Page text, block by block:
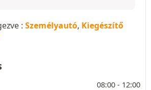
: Személyautó, Kiegészítő
08:00 - 12:00